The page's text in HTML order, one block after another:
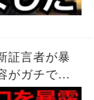
証言者が暴
がガチでヤ
性社員にも手